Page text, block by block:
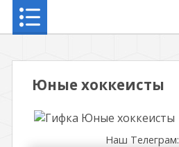
Юные хоккеисты
Наш Телеграм: